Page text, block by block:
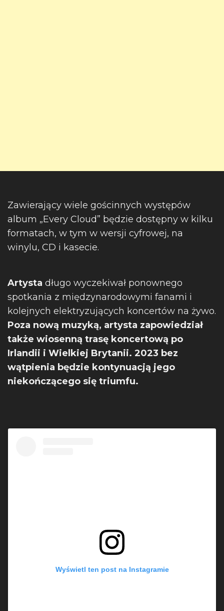
Zawierający wiele gościnnych występów
album „Every Cloud” będzie dostępny w kilku
formatach, w tym w wersji cyfrowej, na
winylu, CD i kasecie.
Artysta długo wyczekiwał ponownego
spotkania z międzynarodowymi fanami i
kolejnych elektryzujących koncertów na żywo.
Poza nową muzyką, artysta zapowiedział
także wiosenną trasę koncertową po
Irlandii i Wielkiej Brytanii. 2023 bez
wątpienia będzie kontynuacją jego
niekończącego się triumfu.
Wyświetl ten post na Instagramie